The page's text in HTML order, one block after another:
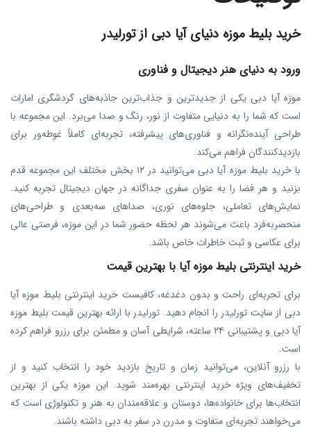
خرید بلیط موزه دنیای آیا دبی از تورلیدر
ورود به دنیای هنر دیجیتال و فناوری
موزه آیا دبی یکی از جدیدترین و جذاب‌ترین جاذبه‌های گردشگری امارات
است که شما را به دنیایی متفاوت از نور، رنگ و صدا می‌برد. این مجموعه با
طراحی آینده‌نگرانه و فناوری‌های پیشرفته، تجربه‌ای کاملاً غوطه‌ور برای
بازدیدکنندگان فراهم می‌کند.
با خرید بلیط موزه آیا دبی می‌توانید در ۱۲ بخش مختلف این مجموعه قدم
بزنید و هر فضا را به عنوان سفری جداگانه در جهان دیجیتال تجربه کنید.
نمایش‌های تعاملی، جلوه‌های نوری، صداهای سه‌بعدی و طراحی‌های
منحصر‌به‌فرد باعث می‌شوند هر لحظه حضور شما در این موزه، فرصتی عالی
برای عکاسی و ثبت خاطرات خاص باشد.
خرید اینترنتی بلیط موزه آیا با بهترین قیمت
برای تجربه‌ای راحت و بدون دغدغه، کافیست خرید اینترنتی بلیط موزه آیا
دبی از سایت تورلیدر را انجام دهید. تورلیدر با ارائه بهترین قیمت بلیط موزه
آیا دبی و پشتیبانی ۲۴ ساعته، شرایطی آسان و مطمئن برای رزرو فراهم کرده
است.
با رزرو آنلاین، می‌توانید زمان و تاریخ بازدید خود را انتخاب کنید و از
تخفیف‌های ویژه خرید اینترنتی بهره‌مند شوید. این موزه یکی از بهترین
انتخاب‌ها برای خانواده‌ها، دوستان و علاقه‌مندان به هنر و تکنولوژی است که
می‌خواهند تجربه‌ای متفاوت و مدرن در سفر به دبی داشته باشند.